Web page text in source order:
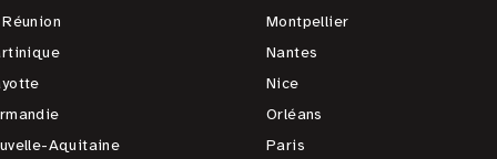
Aquitaine
Montpellier
Nantes
Nice
Orléans
Paris